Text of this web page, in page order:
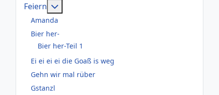
Feiern
Amanda
Bier her-
Bier her-Teil 1
Ei ei ei ei die Goaß is weg
Gehn wir mal rüber
Gstanzl